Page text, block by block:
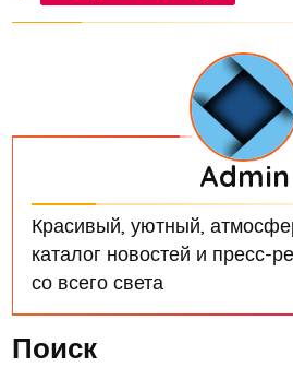
Admin
Красивый, уютный,
каталог новостей и пресс-
со всего света
Поиск